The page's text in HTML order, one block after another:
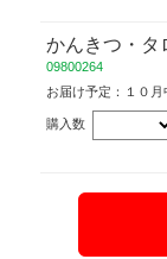
かんきつ・タ
09800264
お届け予定：１０
購入数